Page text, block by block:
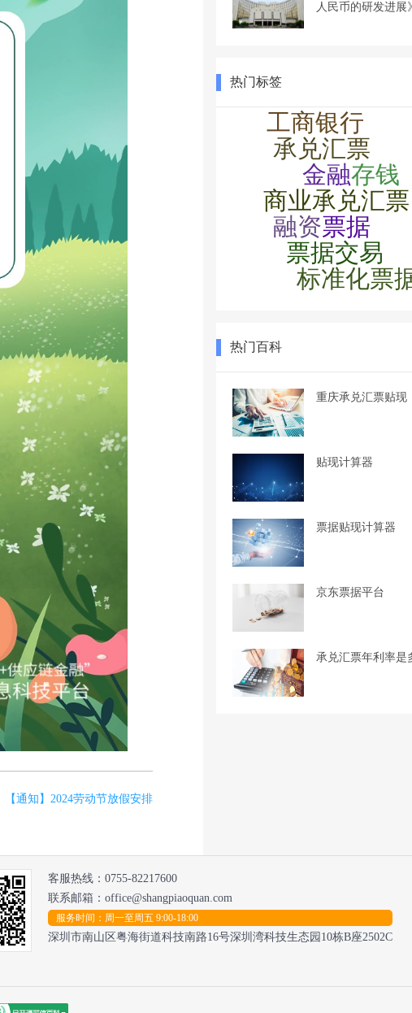
【通知】2024劳动节放假安排
人民币的研发进
热门标签
热门百科
重庆承兑汇票贴现
贴现计算器
票据贴现计算器
京东票据平台
承兑汇票年利率是
客服热线： 0755-82217600
联系邮箱：office@shangpiaoquan.com
服务时间：周一至周五 9:00-18:00
深圳市南山区粤海街道科技南路16号深圳湾科技生态园10栋B座2502C